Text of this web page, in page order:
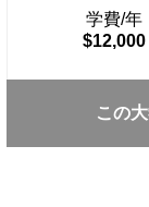
学費/年
$12,000
この